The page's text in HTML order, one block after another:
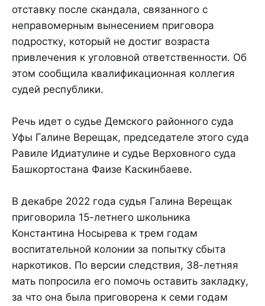
отставку после скандала, связанного с
неправомерным вынесением приговора
подростку, который не достиг возраста
привлечения к уголовной ответственности. Об
этом сообщила квалификационная коллегия
судей республики.
Речь идет о судье Демского районного суда
Уфы Галине Верещак, председателе этого суда
Равиле Идиатулине и судье Верховного суда
Башкортостана Фаизе Каскинбаеве.
В декабре 2022 года судья Галина Верещак
приговорила 15-летнего школьника
Константина Носырева к трем годам
воспитательной колонии за попытку сбыта
наркотиков. По версии следствия, 38-летняя
мать попросила его помочь оставить закладку,
за что она была приговорена к семи годам